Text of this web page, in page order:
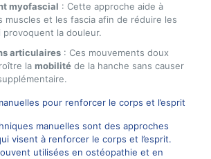
myofascial : Cette approche aide à
muscles et les fascia afin de réduire les
la douleur.
articulaires: Ces mouvements doux
la mobilitéde la hanche sans causer
pour renforcer le corps et l’esprit
manuelles sont des approches
visent à renforcer le corps et l’esprit.
utilisées en ostéopathie et en